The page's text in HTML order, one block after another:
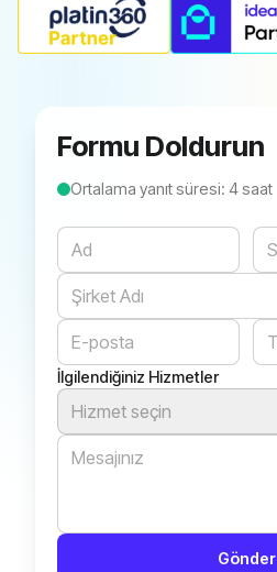
Formu Doldurun
Ortalama yanıt süresi: 4 saat
İlgilendiğiniz Hizmetler
Hizmet seçin
Website
Gönder